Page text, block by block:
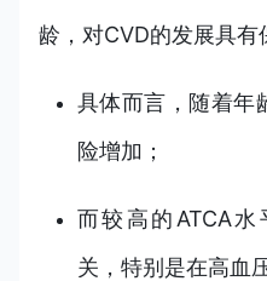
龄，对CVD的发展具有
具体而言，随着年
险增加；
而较高的ATCA
关，特别是在高血